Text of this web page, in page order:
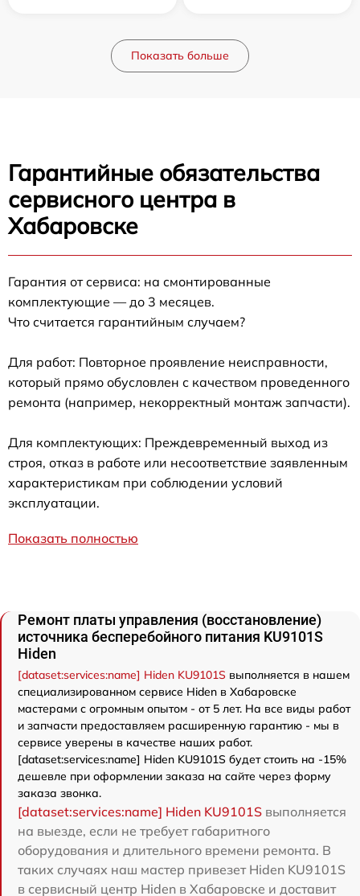
Показать больше
Гарантийные обязательства
сервисного центра в
Хабаровске
Гарантия от сервиса: на смонтированные
комплектующие — до 3 месяцев.
Что считается гарантийным случаем?
Для работ: Повторное проявление неисправности,
который прямо обусловлен с качеством проведенного
ремонта (например, некорректный монтаж запчасти).
Для комплектующих: Преждевременный выход из
строя, отказ в работе или несоответствие заявленным
характеристикам при соблюдении условий
эксплуатации.
Показать полностью
Ремонт платы управления (восстановление)
источника бесперебойного питания KU9101S
Hiden
[dataset:services:name] Hiden KU9101S выполняется в нашем
специализированном сервисе Hiden в Хабаровске
мастерами с огромным опытом - от 5 лет. На все виды работ
и запчасти предоставляем расширенную гарантию - мы в
сервисе уверены в качестве наших работ.
[dataset:services:name] Hiden KU9101S будет стоить на -15%
дешевле при оформлении заказа на сайте через форму
заказа звонка.
[dataset:services:name] Hiden KU9101S выполняется
на выезде, если не требует габаритного
оборудования и длительного времени ремонта. В
таких случаях наш мастер привезет Hiden KU9101S
в сервисный центр Hiden в Хабаровске и доставит